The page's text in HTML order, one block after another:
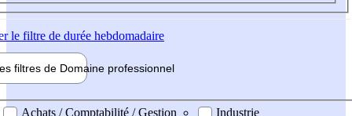
le filtre de durée hebdomadaire
filtres de Domaine professionnel
professionel
Achats / Comptabilité / Gestion
Industrie